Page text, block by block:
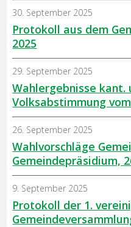
Protokoll aus dem
2025
30. September 2025
Wahlergebnisse kant.
Volksabstimmung
29. September 2025
Wahlvorschläge
Gemeindepräsidium,
26. September 2025
Protokoll der 1.
9. September 2025